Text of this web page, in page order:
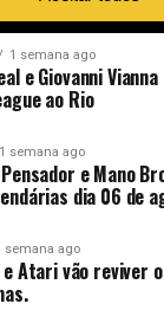
EM ALTA
1 semana ago
e Giovanni
ao Rio
1 semana ago
e Mano
dia 06 de
semana ago
Atari vão reviver